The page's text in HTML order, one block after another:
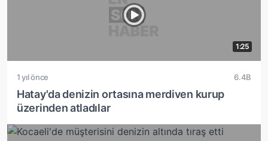
1:25
1 yıl önce 6.4B
Hatay'da denizin ortasına merdiven kurup
üzerinden atladılar